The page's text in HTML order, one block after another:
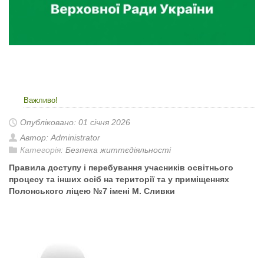
Важливо!
Опубліковано: 01 січня 2026
Автор: Administrator
Категорія: Безпека життєдіяльності
Правила доступу і перебування учасників освітнього
процесу та інших осіб на території та у приміщеннях
Полонського ліцею №7 імені М. Сливки